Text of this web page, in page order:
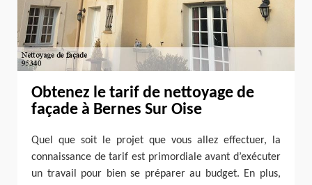
Obtenez le tarif de nettoyage de
façade à Bernes Sur Oise
Quel que soit le projet que vous allez effectuer, la
connaissance de tarif est primordiale avant d’exécuter
un travail pour bien se préparer au budget. En plus,